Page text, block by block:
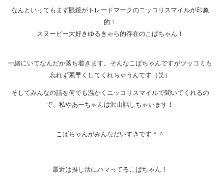
なんといってもまず眼鏡がトレードマークのニッコリスマイルが印象
的！
スヌーピー大好きゆるきゃら的存在のこばちゃん！
一緒にいてなんだか落ち着きます。そんなこばちゃんですがツッコミも
忘れず素早くしてくれちゃうんです（笑）
そしてみんなの話を何でも温かくニッコリスマイルで聞いてくれるの
で、私やあーちゃんは沢山話しちゃいます！
こばちゃんがみんなだいすきです＾＾
最近は推し活にハマってるこばちゃん！